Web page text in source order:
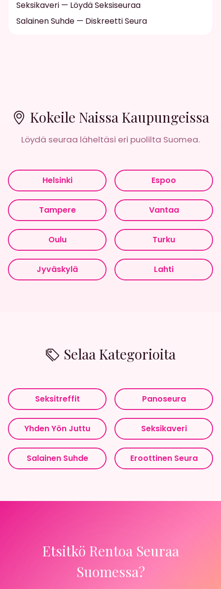
Seksikaveri — Löydä Seksiseuraa
Salainen Suhde — Diskreetti Seura
Kokeile Naissa Kaupungeissa
Löydä seuraa läheltäsi eri puolilta Suomea.
Helsinki Espoo
Tampere Vantaa
Oulu Turku
Jyväskylä Lahti
Selaa Kategorioita
Seksitreffit Panoseura
Yhden Yön Juttu Seksikaveri
Salainen Suhde Eroottinen Seura
Etsitkö Rentoa Seuraa
Suomessa?